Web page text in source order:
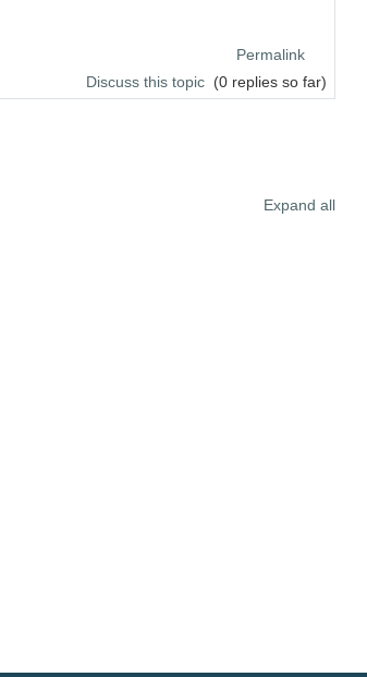
Permalink
Discuss this topic (0 replies so far)
Expand all